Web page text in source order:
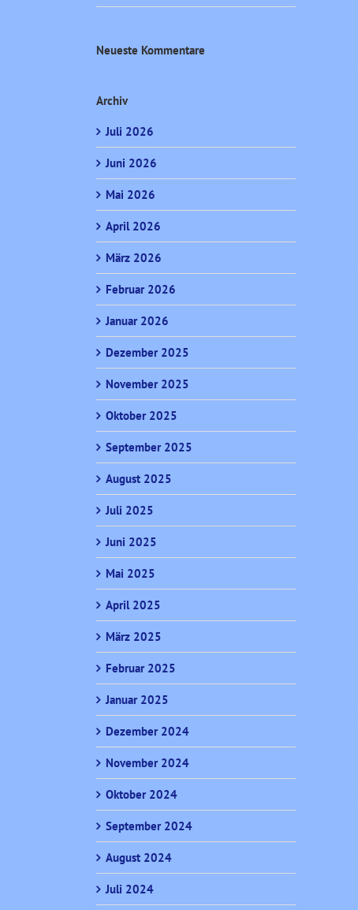
Neueste Kommentare
Archiv
Juli 2026
Juni 2026
Mai 2026
April 2026
März 2026
Februar 2026
Januar 2026
Dezember 2025
November 2025
Oktober 2025
September 2025
August 2025
Juli 2025
Juni 2025
Mai 2025
April 2025
März 2025
Februar 2025
Januar 2025
Dezember 2024
November 2024
Oktober 2024
September 2024
August 2024
Juli 2024